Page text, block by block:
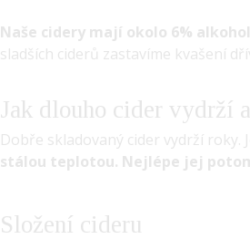
Naše cidery mají okolo 6%
sladších ciderů zastavíme kvašení
Jak dlouho cider vydrží
Dobře skladovaný cider vydrží roky.
stálou teplotou. Nejlépe jej
Složení cideru